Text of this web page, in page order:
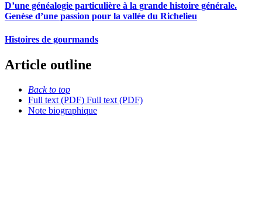
D’une généalogie particulière à la grande histoire générale.
Genèse d’une passion pour la vallée du Richelieu
Histoires de gourmands
Article outline
Back to top
Full text (PDF) Full text (PDF)
Note biographique